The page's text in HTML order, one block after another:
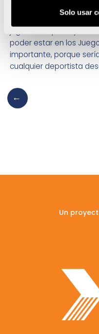
Solo usar
una vez más, con las
poder estar en los
importante, porque
cualquier deportista
Un